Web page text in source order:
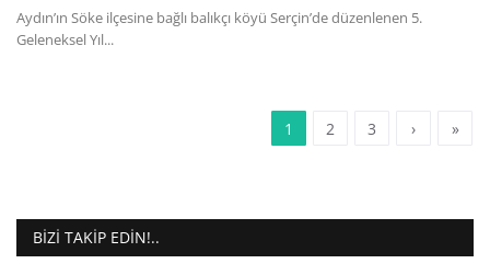
Aydın’ın Söke ilçesine bağlı balıkçı köyü Serçin’de düzenlenen 5.
Geleneksel Yıl...
1 2 3 › »
BIZI TAKIP EDIN!..